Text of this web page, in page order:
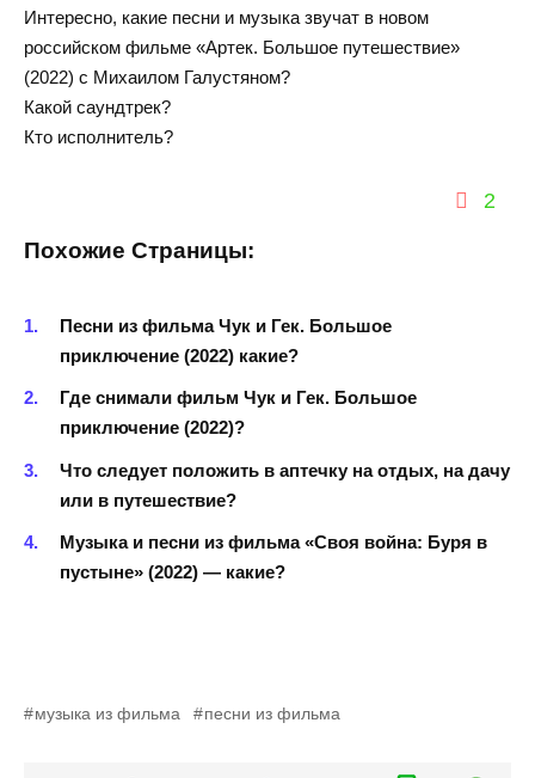
Интересно, какие песни и музыка звучат в новом
российском фильме «Артек. Большое путешествие»
(2022) с Михаилом Галустяном?
Какой саундтрек?
Кто исполнитель?
2
Похожие Страницы:
Песни из фильма Чук и Гек. Большое
приключение (2022) какие?
Где снимали фильм Чук и Гек. Большое
приключение (2022)?
Что следует положить в аптечку на отдых, на дачу
или в путешествие?
Музыка и песни из фильма «Своя война: Буря в
пустыне» (2022) — какие?
музыка из фильма песни из фильма